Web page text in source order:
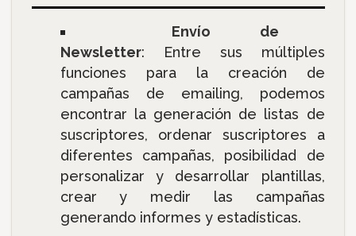
Envío de
Newsletter: Entre sus múltiples
funciones para la creación de
campañas de emailing, podemos
encontrar la generación de listas de
suscriptores, ordenar suscriptores a
diferentes campañas, posibilidad de
personalizar y desarrollar plantillas,
crear y medir las campañas
generando informes y estadísticas.